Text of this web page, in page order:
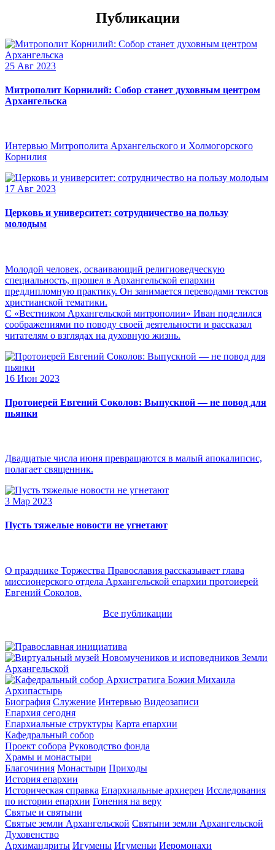
Публикации
25 Авг 2023
Митрополит Корнилий: Собор станет духовным центром
Архангельска
Интервью Митрополита Архангельского и Холмогорского
Корнилия
17 Авг 2023
Церковь и университет: сотрудничество на пользу
молодым
Молодой человек, осваивающий религиоведческую
специальность, прошел в Архангельской епархии
преддипломную практику. Он занимается переводами текстов
христианской тематики.
С «Вестником Архангельской митрополии» Иван поделился
соображениями по поводу своей деятельности и рассказал
читателям о взглядах на духовную жизнь.
16 Июн 2023
Протоиерей Евгений Соколов: Выпускной — не повод для
пьянки
Двадцатые числа июня превращаются в малый апокалипсис,
полагает священник.
3 Мар 2023
Пусть тяжелые новости не угнетают
О празднике Торжества Православия рассказывает глава
миссионерского отдела Архангельской епархии протоиерей
Евгений Соколов.
Все публикации
Архипастырь
Биография Служение Интервью Видеозаписи
Епархия сегодня
Епархиальные структуры Карта епархии
Кафедральный собор
Проект собора Руководство фонда
Храмы и монастыри
Благочиния Монастыри Приходы
История епархии
Историческая справка Епархиальные архиереи Исследования
по истории епархии Гонения на веру
Святые и святыни
Святые земли Архангельской Святыни земли Архангельской
Духовенство
Архимандриты Игумены Игуменьи Иеромонахи